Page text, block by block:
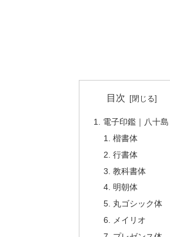
目次
電子印鑑｜八十島
楷書体
行書体
教科書体
明朝体
丸ゴシック体
メイリオ